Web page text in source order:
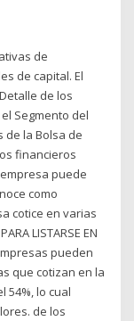
de
de capital. El
de los
Segmento del
de la Bolsa de
financieros
puede
como
cotice en varias
LISTARSE EN
pueden
que cotizan en la
54%, lo cual
de los